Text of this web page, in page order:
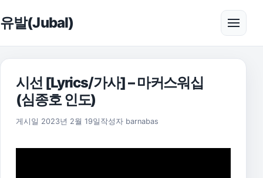
유발(Jubal) 메뉴
시선 [Lyrics/가사] – 마커스워십
(심종호 인도)
게시일 2023년 2월 19일 2025년 11월 17일
작성자 barnabas